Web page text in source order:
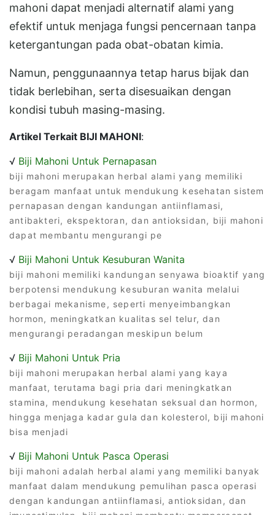
mahoni dapat menjadi alternatif alami yang
efektif untuk menjaga fungsi pencernaan tanpa
ketergantungan pada obat-obatan kimia.
Namun, penggunaannya tetap harus bijak dan
tidak berlebihan, serta disesuaikan dengan
kondisi tubuh masing-masing.
Artikel Terkait BIJI MAHONI:
√ Biji Mahoni Untuk Pernapasan
biji mahoni merupakan herbal alami yang memiliki
beragam manfaat untuk mendukung kesehatan sistem
pernapasan dengan kandungan antiinflamasi,
antibakteri, ekspektoran, dan antioksidan, biji mahoni
dapat membantu mengurangi pe
√ Biji Mahoni Untuk Kesuburan Wanita
biji mahoni memiliki kandungan senyawa bioaktif yang
berpotensi mendukung kesuburan wanita melalui
berbagai mekanisme, seperti menyeimbangkan
hormon, meningkatkan kualitas sel telur, dan
mengurangi peradangan meskipun belum
√ Biji Mahoni Untuk Pria
biji mahoni merupakan herbal alami yang kaya
manfaat, terutama bagi pria dari meningkatkan
stamina, mendukung kesehatan seksual dan hormon,
hingga menjaga kadar gula dan kolesterol, biji mahoni
bisa menjadi
√ Biji Mahoni Untuk Pasca Operasi
biji mahoni adalah herbal alami yang memiliki banyak
manfaat dalam mendukung pemulihan pasca operasi
dengan kandungan antiinflamasi, antioksidan, dan